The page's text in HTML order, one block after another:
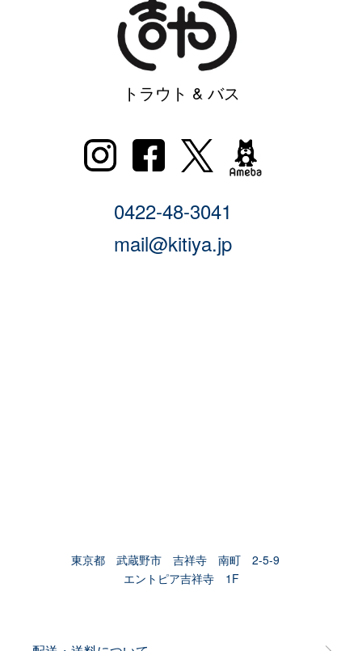
トラウト & バス
0422-48-3041
mail@kitiya.jp
東京都 武蔵野市 吉祥寺 南町 2-5-9
エントピア吉祥寺 1F